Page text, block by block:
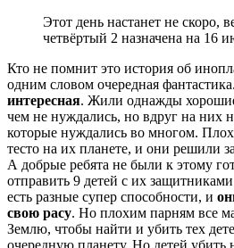
Этот день настанет не скоро,
четвёртый 2 назначена на 16
Кто не помнит это история об
одним словом очередная
интересная. Жили однажды
чем не нуждались, но вдруг на них
которые нуждались во многом.
тесто на их планете, и они решили
А добрые ребята не были к этому
отправить 9 детей с их
есть разные супер способности, и
свою расу. Но плохим парням все
Землю, чтобы найти и убить тех
очередную планету. Но детей убить